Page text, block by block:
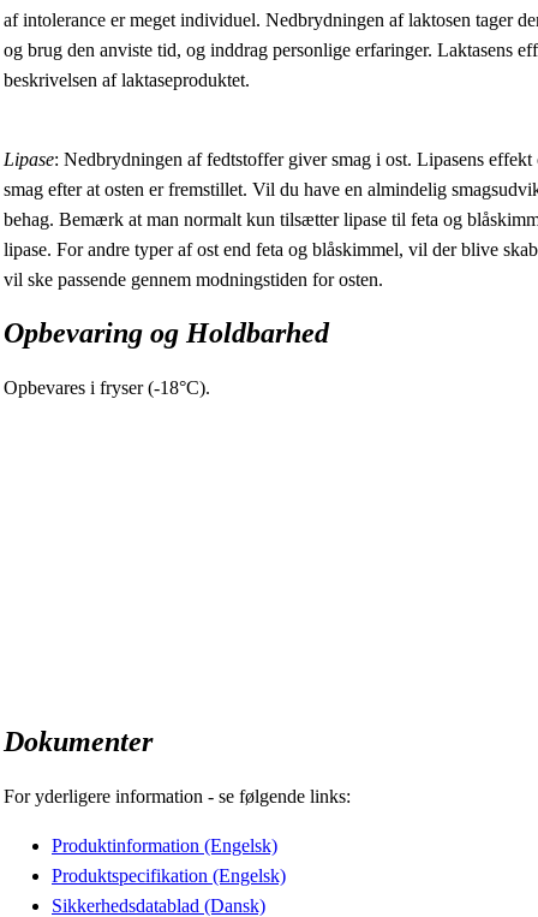
af intolerance er meget individuel. Nedbrydningen af laktosen tager
og brug den anviste tid, og inddrag personlige erfaringer. Laktasens
beskrivelsen af laktaseproduktet.
Lipase: Nedbrydningen af fedtstoffer giver smag i ost. Lipasens
smag efter at osten er fremstillet. Vil du have en almindelig
behag. Bemærk at man normalt kun tilsætter lipase til feta og
lipase. For andre typer af ost end feta og blåskimmel, vil der blive
vil ske passende gennem modningstiden for osten.
Opbevaring og Holdbarhed
Opbevares i fryser (-18°C).
Dokumenter
For yderligere information - se følgende links:
Produktinformation (Engelsk)
Produktspecifikation (Engelsk)
Sikkerhedsdatablad (Dansk)